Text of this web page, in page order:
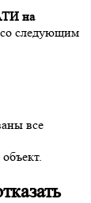
на
со следующим
все